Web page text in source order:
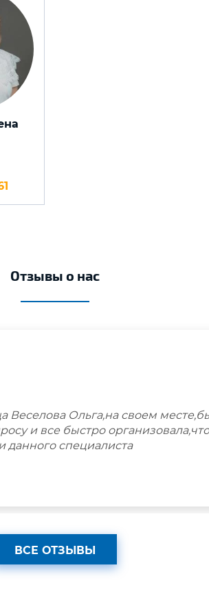
Отзывы о нас
Ольга,на своем
и все быстро
данного специалиста
ВСЕ ОТЗЫВЫ